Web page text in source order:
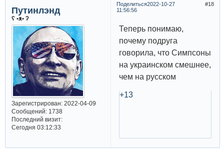
Поделиться 18
2022-10-27
11:56:56
Путинлэнд
ʕ •ᴥ• ʔ
Зарегистрирован: 2022-04-09
Сообщений:1738
Последний визит:
Сегодня 03:12:33
Теперь понимаю,
почему подруга
говорила, что Симпсоны
на украинском смешнее,
чем на русском
+13